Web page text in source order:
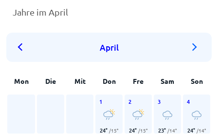
Jahre im April
April
Mon Die Mit Don Fre Sam Son
1
24° /15°
2
24° /15°
3
23° /14°
4
24° /14°